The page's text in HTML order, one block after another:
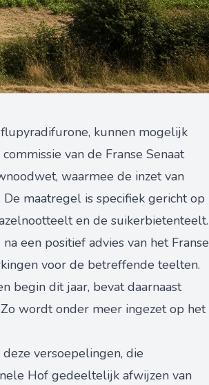
kunnen mogelijk
van de Franse Senaat
waarmee de inzet van
maatregel is specifiek gericht op
en de suikerbietenteelt.
een positief advies van het Franse
voor de betreffende teelten.
begin dit jaar, bevat daarnaast
wordt onder meer ingezet op het
versoepelingen, die
Hof gedeeltelijk afwijzen van